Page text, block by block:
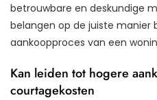
betrouwbare en deskundige
belangen op de juiste manier
aankoopproces van een
Kan leiden tot hogere
courtagekosten